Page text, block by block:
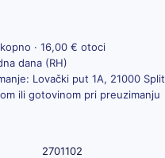
· 16,00 € otoci
dana (RH)
Lovački put 1A, 21000 Split
ili gotovinom pri preuzimanju
2701102